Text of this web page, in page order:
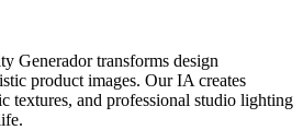
Generador transforms design
product images. Our IA creates
textures, and professional studio lighting